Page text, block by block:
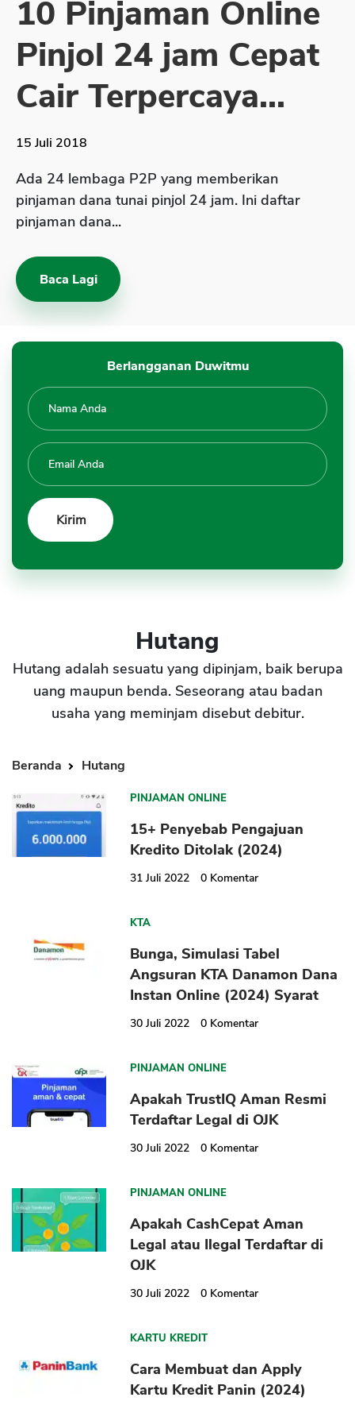
Sekuritas Saham
Bank Digital
Crypto
Assets Crypto
Asuransi Jiwa
Asuransi Kesehatan
10 Pinjaman Online
Pinjol 24 jam Cepat
Cair Terpercaya...
15 Juli 2018
Ada 24 lembaga P2P yang memberikan
pinjaman dana tunai pinjol 24 jam. Ini daftar
pinjaman dana...
Baca Lagi
Berlangganan Duwitmu
Hutang
Hutang adalah sesuatu yang dipinjam, baik berupa
uang maupun benda. Seseorang atau badan
usaha yang meminjam disebut debitur.
Beranda Hutang
PINJAMAN ONLINE
15+ Penyebab Pengajuan
Kredito Ditolak (2024)
31 Juli 2022 0 Komentar
KTA
Bunga, Simulasi Tabel
Angsuran KTA Danamon Dana
Instan Online (2024) Syarat
30 Juli 2022 0 Komentar
PINJAMAN ONLINE
Apakah TrustIQ Aman Resmi
Terdaftar Legal di OJK
30 Juli 2022 0 Komentar
PINJAMAN ONLINE
Apakah CashCepat Aman
Legal atau Ilegal Terdaftar di
OJK
30 Juli 2022 0 Komentar
KARTU KREDIT
Cara Membuat dan Apply
Kartu Kredit Panin (2024)